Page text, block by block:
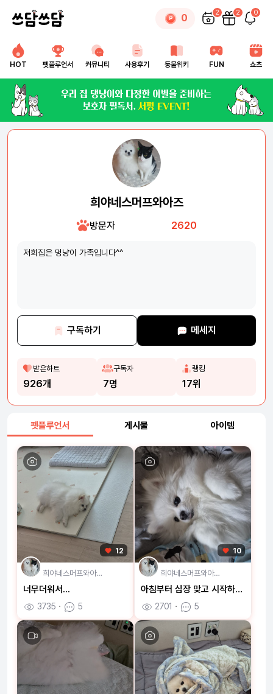
0 2 2 0
HOT 펫플루언서 커뮤니티 사용후기 동물위키 FUN 쇼츠
희야네스머프와아즈
방문자 2620
저희집은 멍냥이 가족입니다^^
구독하기 메세지
받은하트
926개
구독자
7명
랭킹
17위
펫플루언서 게시물 아이템
12
희야네스머프와아…
너무더워서...
3735 ㆍ 5
10
희야네스머프와아…
아침부터 심장 맞고 시작하세요💘
2701 ㆍ 5